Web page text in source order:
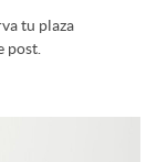
tu plaza
post.